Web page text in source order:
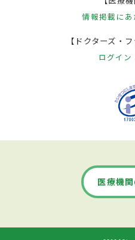
情報掲載にあ
【ドクターズ・
ログイン
医療機